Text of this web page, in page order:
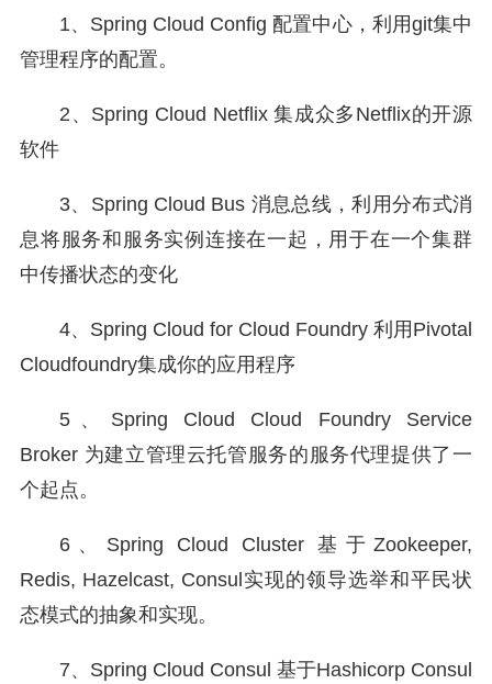
1、Spring Cloud Config 配置中心，利用git集中
管理程序的配置。
2、Spring Cloud Netflix 集成众多Netflix的开源
软件
3、Spring Cloud Bus 消息总线，利用分布式消
息将服务和服务实例连接在一起，用于在一个集群
中传播状态的变化
4、Spring Cloud for Cloud Foundry 利用Pivotal
Cloudfoundry集成你的应用程序
5、Spring Cloud Cloud Foundry Service
Broker 为建立管理云托管服务的服务代理提供了一
个起点。
6、Spring Cloud Cluster 基于Zookeeper,
Redis, Hazelcast, Consul实现的领导选举和平民状
态模式的抽象和实现。
7、Spring Cloud Consul 基于Hashicorp Consul